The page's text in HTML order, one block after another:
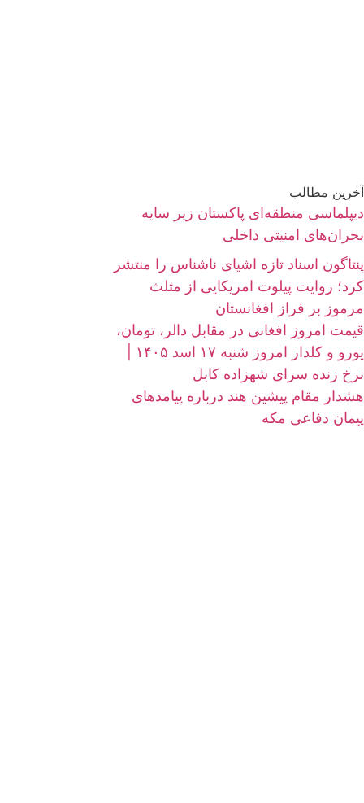
آخرین مطالب
دیپلماسی منطقه‌ای پاکستان زیر سایه
بحران‌های امنیتی داخلی
پنتاگون اسناد تازه اشیای ناشناس را منتشر
کرد؛ روایت پیلوت امریکایی از مثلث
مرموز بر فراز افغانستان
قیمت امروز افغانی در مقابل دالر، تومان،
نرخ زنده سرای شهزاده کابل
هشدار مقام پیشین هند درباره پیامدهای
پیمان دفاعی مکه